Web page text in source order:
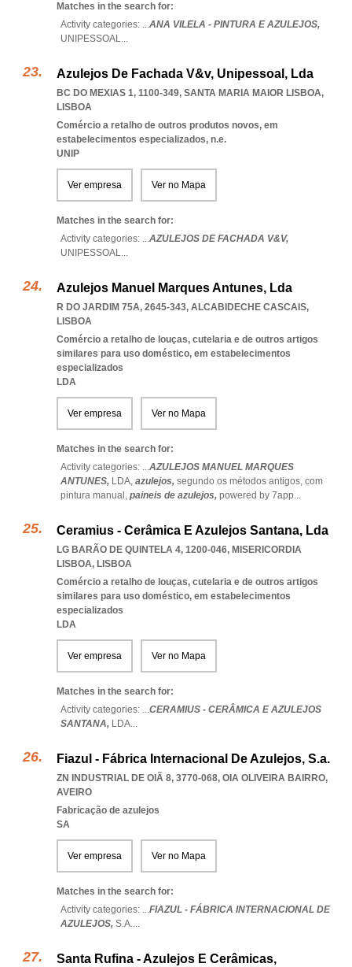
Matches in the search for:
Activity categories: ...ANA VILELA - PINTURA E AZULEJOS,
UNIPESSOAL...
Azulejos De Fachada V&v, Unipessoal, Lda
BC DO MEXIAS 1, 1100-349, SANTA MARIA MAIOR LISBOA,
LISBOA
Comércio a retalho de outros produtos novos, em
estabelecimentos especializados, n.e.
UNIP
Ver empresa Ver no Mapa
Matches in the search for:
Activity categories: ...AZULEJOS DE FACHADA V&V,
UNIPESSOAL...
Azulejos Manuel Marques Antunes, Lda
R DO JARDIM 75A, 2645-343, ALCABIDECHE CASCAIS,
LISBOA
Comércio a retalho de louças, cutelaria e de outros artigos
similares para uso doméstico, em estabelecimentos
especializados
LDA
Ver empresa Ver no Mapa
Matches in the search for:
Activity categories: ...AZULEJOS MANUEL MARQUES
ANTUNES, LDA, azulejos, segundo os métodos antigos, com
pintura manual, paineis de azulejos, powered by 7app...
Ceramius - Cerâmica E Azulejos Santana, Lda
LG BARÃO DE QUINTELA 4, 1200-046, MISERICORDIA
LISBOA, LISBOA
Comércio a retalho de louças, cutelaria e de outros artigos
similares para uso doméstico, em estabelecimentos
especializados
LDA
Ver empresa Ver no Mapa
Matches in the search for:
Activity categories: ...CERAMIUS - CERÂMICA E AZULEJOS
SANTANA, LDA...
Fiazul - Fábrica Internacional De Azulejos, S.a.
ZN INDUSTRIAL DE OIÃ 8, 3770-068, OIA OLIVEIRA BAIRRO,
AVEIRO
Fabricação de azulejos
SA
Ver empresa Ver no Mapa
Matches in the search for:
Activity categories: ...FIAZUL - FÁBRICA INTERNACIONAL DE
AZULEJOS, S.A....
Santa Rufina - Azulejos E Cerâmicas,